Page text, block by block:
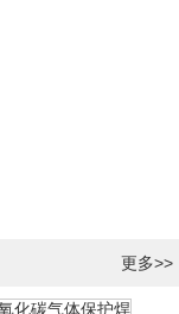
更多>>